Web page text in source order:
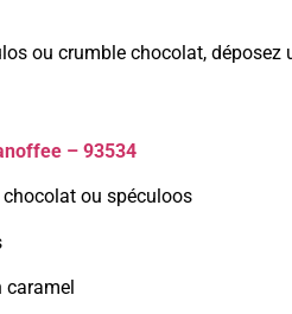
ou crumble chocolat,
– 93534
chocolat ou spéculoos
caramel